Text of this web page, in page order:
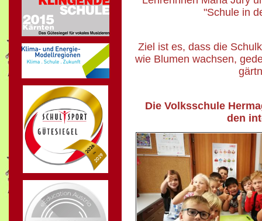
"Schule in
Ziel ist es, dass die
wie Blumen wachsen,
Die Volksschule
den